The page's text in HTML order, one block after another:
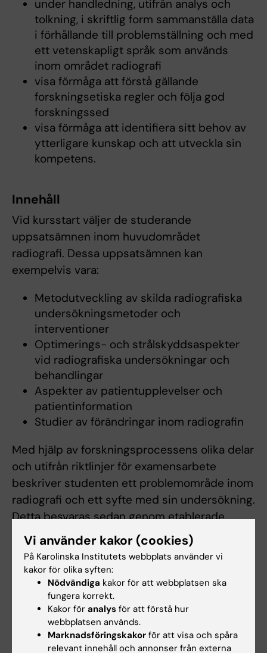
under handledning, utifrån analys och
tolkning, i skriftlig form sammanställa data
i förhållande till problemställning och med
ett vetenskapligt språk som används
inom området radiografi
visa förmåga att förstå gällande
forskningsetiska regler och följa god
forskningssed
visa förmåga att identifiera sitt behov av
ytterligare kunskap och att utveckla sin
kompetens.
Innehåll
Vid kursstart väljer de studerande
uppsatsämnen inom huvudområdet
radiografi. Dessa uppsatsämnen kan
exempelvis vara:
Metodutveckling av skilda radiografiska
undersökningsmetoder och
interventioner
Optimerings- och strålskyddsaspekter
vid radiografiska undersökningar och
behandlingar
Aspekter av patientupplevelser och
patientinformation
Studier av förändringar inom radiografin
Med hjälp av forskningsprocessens olika delar
och utifrån riktlinjer för examensarbete
beskriver studenten ett problemområde inom
radiografi och ett syfte med sin undersökning.
Detta besvaras sedan genom etablerade
vetenskapliga datainsamlings- och
analysmetoder och sammanställs i en
vetenskaplig uppsats.
Arbetsformer
Handledningen genomförs i gruppseminarier
med av institutionen utsedd handledare.
Vi använder kakor (cookies)
På Karolinska Institutets webbplats använder vi
kakor för olika syften:
Nödvändiga kakor för att webbplatsen ska
fungera korrekt.
Kakor för analys för att förstå hur
webbplatsen används.
Marknadsföringskakor för att visa och spåra
relevant innehåll och annonser från externa